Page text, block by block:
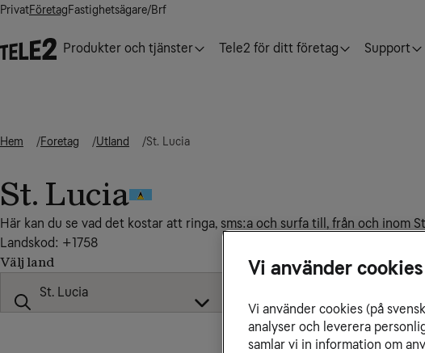
PrivatFöretagFastighetsägare/Brf
Produkter och tjänster Tele2 för ditt företag Support
Hem Foretag Utland St. Lucia
St. Lucia
Här kan du se vad det kostar att ringa, sms:a och surfa till, från och inom
Landskod: +1758
Välj land
Vi använder cookies
Vi använder cookies (på
analyser och leverera
samlar vi in information om